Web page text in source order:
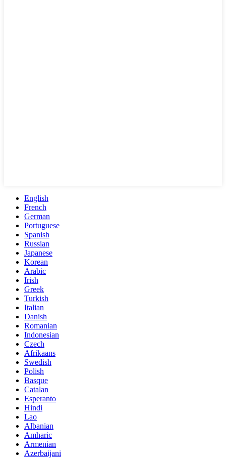
English
French
German
Portuguese
Spanish
Russian
Japanese
Korean
Arabic
Irish
Greek
Turkish
Italian
Danish
Romanian
Indonesian
Czech
Afrikaans
Swedish
Polish
Basque
Catalan
Esperanto
Hindi
Lao
Albanian
Amharic
Armenian
Azerbaijani